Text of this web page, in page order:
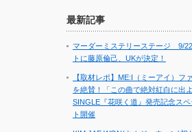
最新記事
マーダーミステリーステージ 9/
トに藤原倫己、UKが決定！
【取材レポ】ME:I（ミーアイ）フ
を絶賛！「この曲で絶対紅白に出
SINGLE『花咲く道』発売記念ス
ト開催